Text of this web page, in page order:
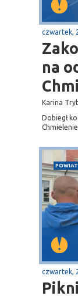
czwartek,
na
Karina
Dobiegł
czwartek,